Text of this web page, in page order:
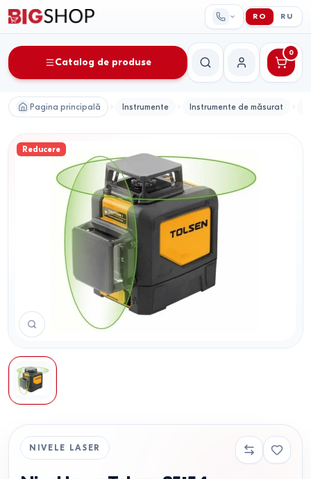
RO RU
Catalog de produse
CăutareContul meu
0
Pagina principală Instrumente Instrumente de măsurat
Reducere
NIVELE LASER